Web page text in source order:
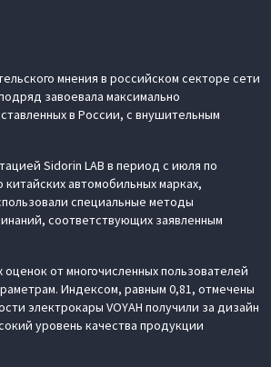
мнения в российском секторе сети
завоевала максимально
в России, с внушительным
Sidorin LAB в период с июля по
автомобильных марках,
специальные методы
соответствующих заявленным
от многочисленных пользователей
Индексом, равным 0,81, отмечены
электрокары VOYAH получили за дизайн
уровень качества продукции